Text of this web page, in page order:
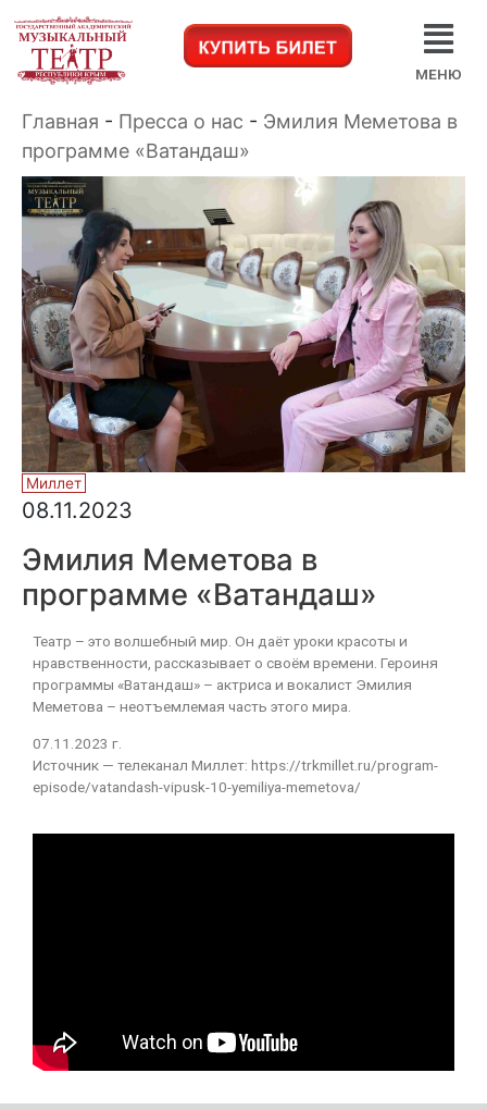
МЕНЮ
Главная - Пресса о нас - Эмилия Меметова в
программе «Ватандаш»
Миллет
08.11.2023
Эмилия Меметова в
программе «Ватандаш»
Театр – это волшебный мир. Он даёт уроки красоты и
нравственности, рассказывает о своём времени. Героиня
программы «Ватандаш» – актриса и вокалист Эмилия
Меметова – неотъемлемая часть этого мира.
07.11.2023 г.
Источник — телеканал Миллет: https://trkmillet.ru/program-
episode/vatandash-vipusk-10-yemiliya-memetova/